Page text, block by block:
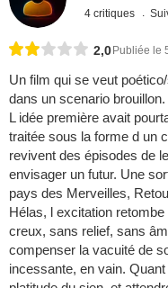
4 critiques
2,0 Publiée le
Un film qui se veut
dans un scenario brouillon.
L idée première avait
traitée sous la forme d un
revivent des épisodes de
envisager un futur. Une
pays des Merveilles,
Hélas, l excitation
creux, sans relief, sans
compenser la vacuité de
incessante, en vain.